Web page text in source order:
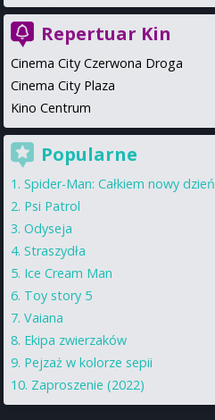
Repertuar Kin
Cinema City Czerwona Droga
Cinema City Plaza
Kino Centrum
Popularne
Spider-Man: Całkiem nowy dzień
Psi Patrol
Odyseja
Straszydła
Ice Cream Man
Toy story 5
Vaiana
Ekipa zwierzaków
Pejzaż w kolorze sepii
Zaproszenie (2022)